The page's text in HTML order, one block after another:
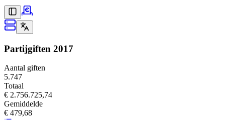
Partijgiften 2017
Aantal giften
5.747
Totaal
€ 2.756.725,74
Gemiddelde
€ 479,68